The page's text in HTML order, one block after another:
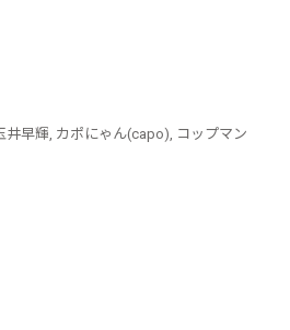
井早輝, カポにゃん(capo), コップマン